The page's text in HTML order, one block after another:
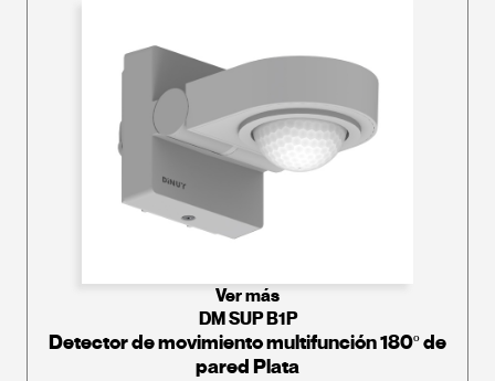
Ver más
DM SUP B1P
Detector de movimiento multifunción 180º de
pared Plata